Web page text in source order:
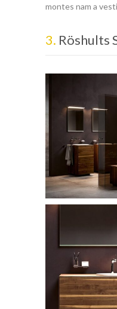
montes nam a
3. Röshults